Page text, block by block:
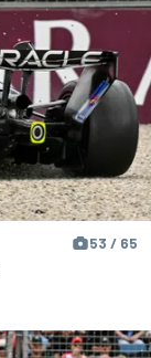
53 / 65